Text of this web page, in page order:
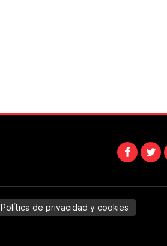
Política de privacidad y cookies